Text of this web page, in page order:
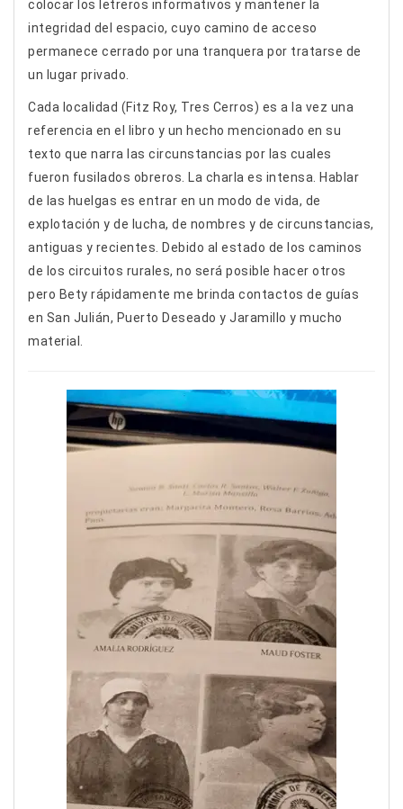
colocar los letreros informativos y mantener la
integridad del espacio, cuyo camino de acceso
permanece cerrado por una tranquera por tratarse de
un lugar privado.
Cada localidad (Fitz Roy, Tres Cerros) es a la vez una
referencia en el libro y un hecho mencionado en su
texto que narra las circunstancias por las cuales
fueron fusilados obreros. La charla es intensa. Hablar
de las huelgas es entrar en un modo de vida, de
explotación y de lucha, de nombres y de circunstancias,
antiguas y recientes. Debido al estado de los caminos
de los circuitos rurales, no será posible hacer otros
pero Bety rápidamente me brinda contactos de guías
en San Julián, Puerto Deseado y Jaramillo y mucho
material.